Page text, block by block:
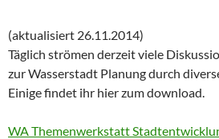
(aktualisiert 26.11.2014)
Täglich strömen derzeit viele
zur Wasserstadt Planung durch
Einige findet ihr hier zum download.
WA Themenwerkstatt